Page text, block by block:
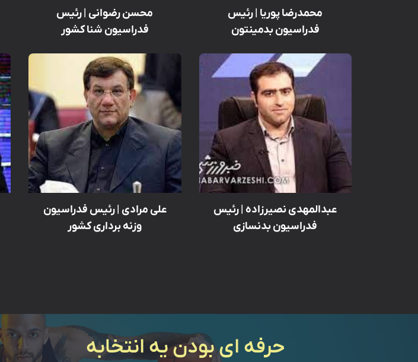
محمدرضا پوریا | رئیس
فدراسیون بدمینتون
محسن رضوانی | رئیس
فدراسیون شنا کشور
عبدالمهدی نصیرزاده | رئیس
فدراسیون بدنسازی
علی مرادی | رئیس فدراسیون
وزنه برداری کشور
حرفه ای بودن یه انتخابه